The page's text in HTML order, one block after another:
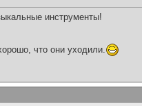
инструменты!
что они уходили.